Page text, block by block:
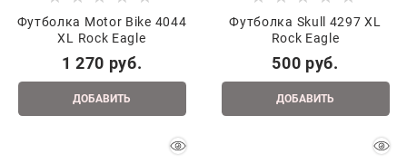
Футболка Motor Bike 4044
XL Rock Eagle
1 270 руб.
ДОБАВИТЬ
Футболка Skull 4297 XL
Rock Eagle
500 руб.
ДОБАВИТЬ